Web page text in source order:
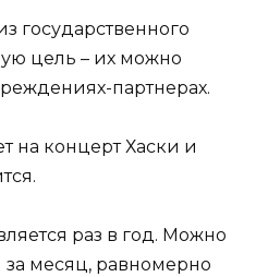
государственного
цель – их можно
партнерах.
на концерт Хаски и
раз в год. Можно
за месяц, равномерно